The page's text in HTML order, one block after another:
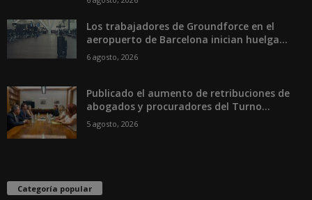
Los trabajadores de Groundforce en el
aeropuerto de Barcelona inician huelga...
6 agosto, 2026
Publicado el aumento de retribuciones de
abogados y procuradores del Turno...
5 agosto, 2026
Categoría popular